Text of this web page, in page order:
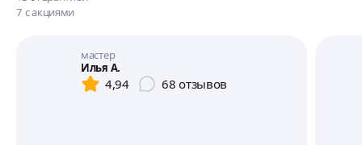
7 с акциями
мастер
Илья А.
4,94 68 отзывов